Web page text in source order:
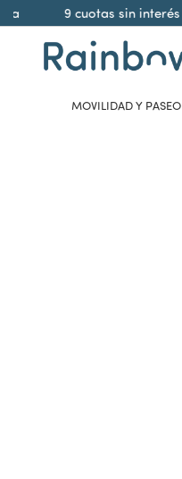
9 cuotas sin interés
MOVILIDAD Y PASEO